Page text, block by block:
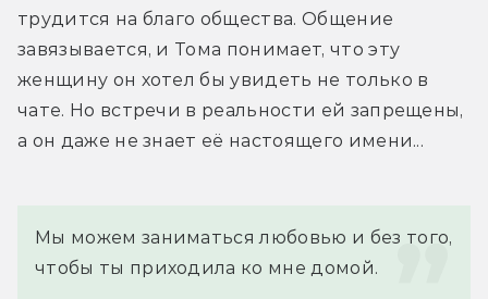
трудится на благо общества. Общение
завязывается, и Тома понимает, что эту
женщину он хотел бы увидеть не только в
чате. Но встречи в реальности ей запрещены,
а он даже не знает её настоящего имени...
Мы можем заниматься любовью и без того,
чтобы ты приходила ко мне домой.